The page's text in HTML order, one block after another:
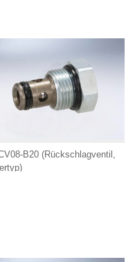
B20 (Rückschlagventil,